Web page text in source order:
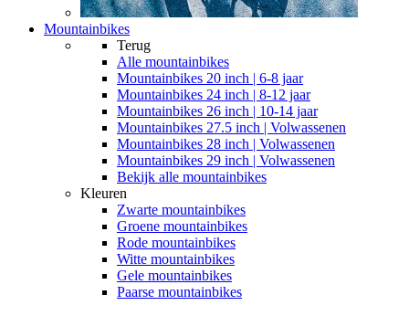
Mountainbikes
Terug
Alle mountainbikes
Mountainbikes 20 inch | 6-8 jaar
Mountainbikes 24 inch | 8-12 jaar
Mountainbikes 26 inch | 10-14 jaar
Mountainbikes 27.5 inch | Volwassenen
Mountainbikes 28 inch | Volwassenen
Mountainbikes 29 inch | Volwassenen
Bekijk alle mountainbikes
Kleuren
Zwarte mountainbikes
Groene mountainbikes
Rode mountainbikes
Witte mountainbikes
Gele mountainbikes
Paarse mountainbikes